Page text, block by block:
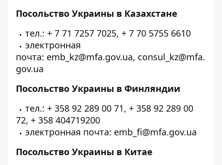
Посольство Украины в Казахстане
тел.: + 7 71 7257 7025, + 7 70 5755 6610
электронная
почта: emb_kz@mfa.gov.ua, consul_kz@mfa.
gov.ua
Посольство Украины в Финляндии
тел.: + 358 92 289 00 71, + 358 92 289 00
72, + 358 404719200
электронная почта: emb_fi@mfa.gov.ua
Посольство Украины в Китае